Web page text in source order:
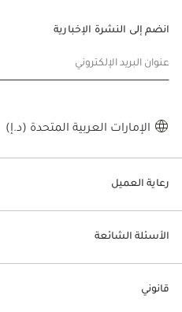
رعاية العميل
الأسئلة الشائعة
قانوني
انضم إلى النشرة الإخبارية
عنوان البريد الإلكتروني
الإمارات العربية المتحدة (د.إ)